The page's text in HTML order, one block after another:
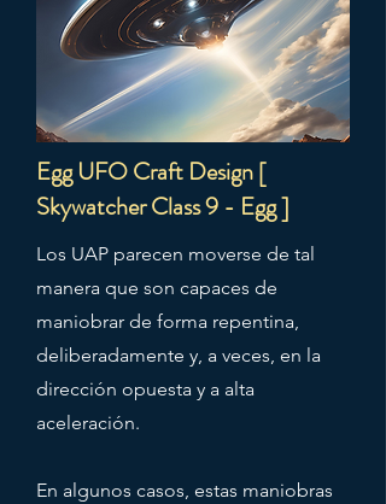
Egg UFO Craft Design [
Skywatcher Class 9 - Egg ]
Los UAP parecen moverse de tal
manera que son capaces de
maniobrar de forma repentina,
deliberadamente y, a veces, en la
dirección opuesta y a alta
aceleración.
En algunos casos, estas maniobras